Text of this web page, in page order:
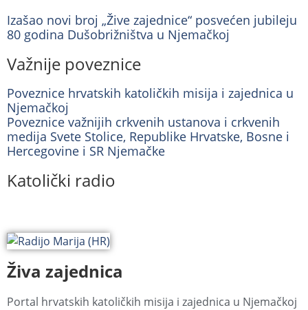
Izašao novi broj „Žive zajednice“ posvećen jubileju
80 godina Dušobrižništva u Njemačkoj
Važnije poveznice
Poveznice hrvatskih katoličkih misija i zajednica u
Njemačkoj
Poveznice važnijih crkvenih ustanova i crkvenih
medija Svete Stolice, Republike Hrvatske, Bosne i
Hercegovine i SR Njemačke
Katolički radio
Živa zajednica
Portal hrvatskih katoličkih misija i zajednica u Njemačkoj